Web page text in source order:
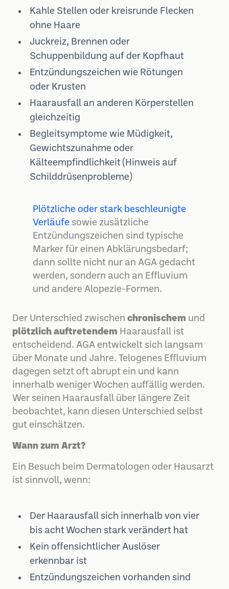
Kahle Stellen oder kreisrunde Flecken
ohne Haare
Juckreiz, Brennen oder
Schuppenbildung auf der Kopfhaut
Entzündungszeichen wie Rötungen
oder Krusten
Haarausfall an anderen Körperstellen
gleichzeitig
Begleitsymptome wie Müdigkeit,
Gewichtszunahme oder
Kälteempfindlichkeit (Hinweis auf
Schilddrüsenprobleme)
Plötzliche oder stark beschleunigte
Verläufe sowie zusätzliche
Entzündungszeichen sind typische
Marker für einen Abklärungsbedarf;
dann sollte nicht nur an AGA gedacht
werden, sondern auch an Effluvium
und andere Alopezie-Formen.
Der Unterschied zwischen chronischem und
plötzlich auftretendem Haarausfall ist
entscheidend. AGA entwickelt sich langsam
über Monate und Jahre. Telogenes Effluvium
dagegen setzt oft abrupt ein und kann
innerhalb weniger Wochen auffällig werden.
Wer seinen Haarausfall über längere Zeit
beobachtet, kann diesen Unterschied selbst
gut einschätzen.
Wann zum Arzt?
Ein Besuch beim Dermatologen oder Hausarzt
ist sinnvoll, wenn:
Der Haarausfall sich innerhalb von vier
bis acht Wochen stark verändert hat
Kein offensichtlicher Auslöser
erkennbar ist
Entzündungszeichen vorhanden sind